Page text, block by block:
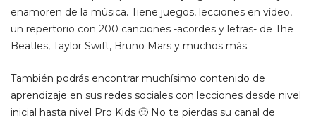
enamoren de la música. Tiene juegos, lecciones en vídeo,
un repertorio con 200 canciones -acordes y letras- de The
Beatles, Taylor Swift, Bruno Mars y muchos más.
También podrás encontrar muchísimo contenido de
aprendizaje en sus redes sociales con lecciones desde nivel
inicial hasta nivel Pro Kids 🙂 No te pierdas su canal de